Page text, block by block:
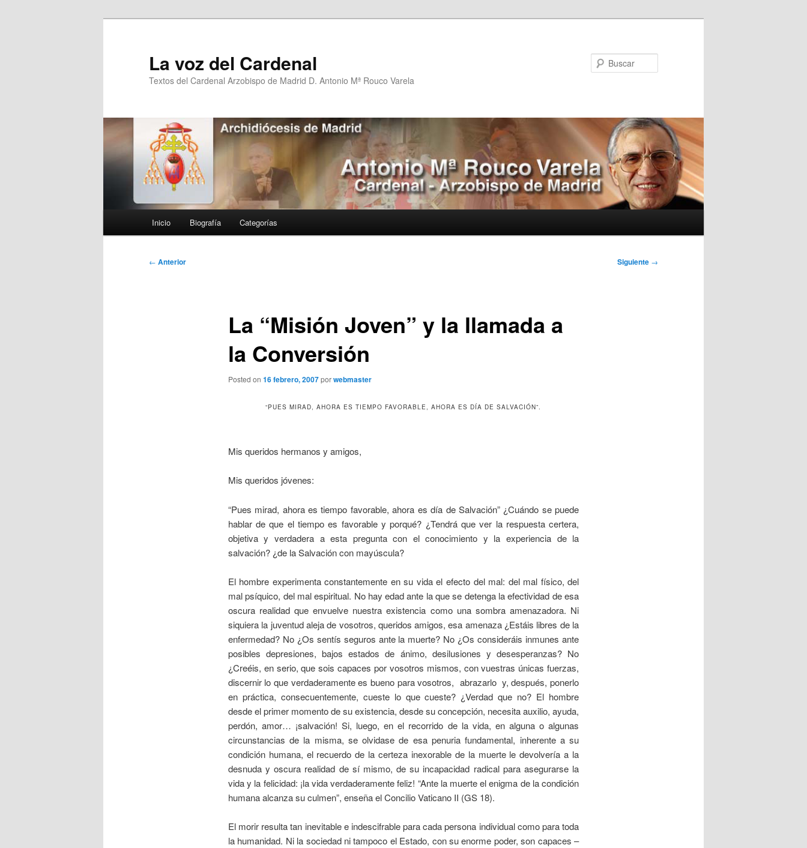
La voz del Cardenal
Textos del Cardenal Arzobispo de Madrid D. Antonio Mª Rouco Varela
Inicio Biografía Categorías
Navegación
← Anterior Siguiente →
La “Misión Joven” y la llamada a
la Conversión
Posted on 16 febrero, 2007porwebmaster
“PUES MIRAD, AHORA ES TIEMPO FAVORABLE, AHORA ES DÍA DE SALVACIÓN”.
Mis queridos hermanos y amigos,
Mis queridos jóvenes:
“Pues mirad, ahora es tiempo favorable, ahora es día de Salvación” ¿Cuándo se puede
hablar de que el tiempo es favorable y porqué? ¿Tendrá que ver la respuesta certera,
objetiva y verdadera a esta pregunta con el conocimiento y la experiencia de la
salvación? ¿de la Salvación con mayúscula?
El hombre experimenta constantemente en su vida el efecto del mal: del mal físico, del
mal psíquico, del mal espiritual. No hay edad ante la que se detenga la efectividad de esa
oscura realidad que envuelve nuestra existencia como una sombra amenazadora. Ni
siquiera la juventud aleja de vosotros, queridos amigos, esa amenaza ¿Estáis libres de la
enfermedad? No ¿Os sentís seguros ante la muerte? No ¿Os consideráis inmunes ante
posibles depresiones, bajos estados de ánimo, desilusiones y desesperanzas? No
¿Creéis, en serio, que sois capaces por vosotros mismos, con vuestras únicas fuerzas,
discernir lo que verdaderamente es bueno para vosotros, abrazarlo y, después, ponerlo
en práctica, consecuentemente, cueste lo que cueste? ¿Verdad que no? El hombre
desde el primer momento de su existencia, desde su concepción, necesita auxilio, ayuda,
perdón, amor… ¡salvación! Si, luego, en el recorrido de la vida, en alguna o algunas
circunstancias de la misma, se olvidase de esa penuria fundamental, inherente a su
condición humana, el recuerdo de la certeza inexorable de la muerte le devolvería a la
desnuda y oscura realidad de sí mismo, de su incapacidad radical para asegurarse la
vida y la felicidad: ¡la vida verdaderamente feliz! “Ante la muerte el enigma de la condición
humana alcanza su culmen”, enseña el Concilio Vaticano II (GS 18).
El morir resulta tan inevitable e indescifrable para cada persona individual como para toda
la humanidad. Ni la sociedad ni tampoco el Estado, con su enorme poder, son capaces –